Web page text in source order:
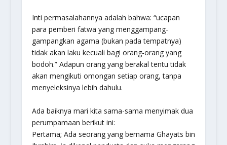
Inti permasalahannya adalah bahwa: “ucapan
para pemberi fatwa yang menggampang-
gampangkan agama (bukan pada tempatnya)
tidak akan laku kecuali bagi orang-orang yang
bodoh.” Adapun orang yang berakal tentu tidak
akan mengikuti omongan setiap orang, tanpa
menyeleksinya lebih dahulu.
Ada baiknya mari kita sama-sama menyimak dua
perumpamaan berikut ini:
Pertama; Ada seorang yang bernama Ghayats bin